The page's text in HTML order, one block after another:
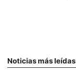
Noticias más leídas